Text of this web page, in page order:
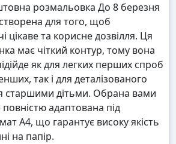
розмальовка До 8 березня
для того, щоб
цікаве та корисне дозвілля. Ця
має чіткий контур, тому вона
як для легких перших спроб
так і для деталізованого
старшими дітьми. Обрана вами
адаптована під
А4, що гарантує високу якість
на папір.